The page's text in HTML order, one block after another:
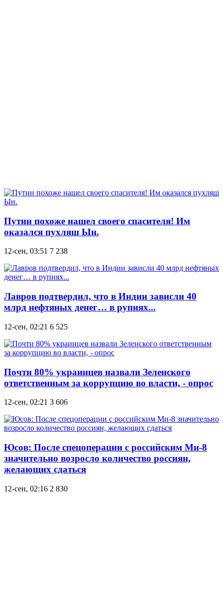
Путин похоже нашел своего спасителя! Им
оказался пухляш Ын.
12-сен, 03:51 7 238
Лавров подтвердил, что в Индии зависли 40
млрд нефтяных денег… в рупиях...
12-сен, 02:21 6 525
Почти 80% украинцев назвали Зеленского
ответственным за коррупцию во власти, - опрос
12-сен, 02:21 3 606
Юсов: После спецоперации с российским Ми-8
значительно возросло количество россиян,
желающих сдаться
12-сен, 02:16 2 830